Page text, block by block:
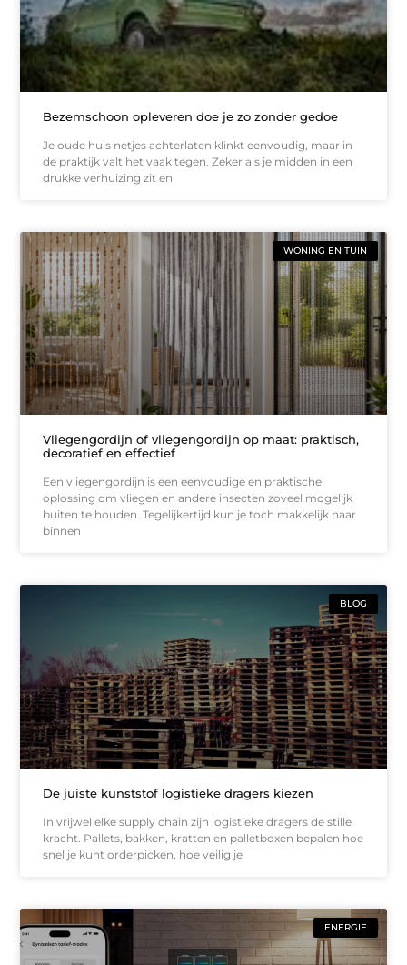
Bezemschoon opleveren doe je zo zonder gedoe
Je oude huis netjes achterlaten klinkt eenvoudig, maar in
de praktijk valt het vaak tegen. Zeker als je midden in een
drukke verhuizing zit en
WONING EN TUIN
Vliegengordijn of vliegengordijn op maat: praktisch,
decoratief en effectief
Een vliegengordijn is een eenvoudige en praktische
oplossing om vliegen en andere insecten zoveel mogelijk
buiten te houden. Tegelijkertijd kun je toch makkelijk naar
binnen
BLOG
De juiste kunststof logistieke dragers kiezen
In vrijwel elke supply chain zijn logistieke dragers de stille
kracht. Pallets, bakken, kratten en palletboxen bepalen hoe
snel je kunt orderpicken, hoe veilig je
ENERGIE